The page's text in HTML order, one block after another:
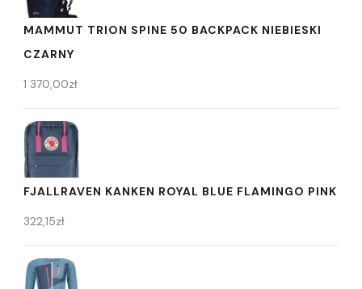
MAMMUT TRION SPINE 50 BACKPACK NIEBIESKI
CZARNY
1 370,00zł
FJALLRAVEN KANKEN ROYAL BLUE FLAMINGO PINK
322,15zł